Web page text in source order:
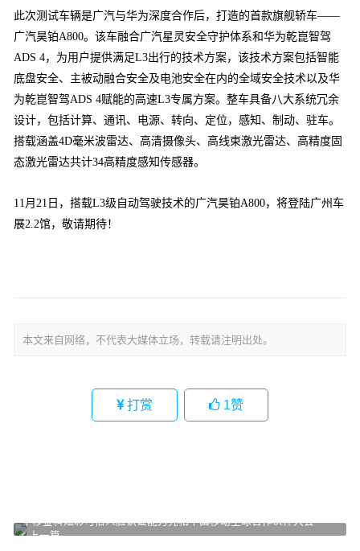
此次测试车辆是广汽与华为深度合作后，打造的首款旗舰轿车——
广汽昊铂A800。该车融合广汽星灵安全守护体系和华为乾崑智驾
ADS 4，为用户提供满足L3出行的技术方案，该技术方案包括智能
底盘安全、主被动融合安全及电池安全在内的全域安全技术以及华
为乾崑智驾ADS 4赋能的高速L3专属方案。整车具备八大系统冗余
设计，包括计算、通讯、电源、转向、定位，感知、制动、驻车。
搭载涵盖4D毫米波雷达、高清摄像头、高线束激光雷达、高精度固
态激光雷达共计34高精度感知传感器。
11月21日，搭载L3级自动驾驶技术的广汽昊铂A800，将登陆广州车
展2.2馆，敬请期待！
本文来自网络，不代表大媒体立场，转载请注明出处。
打赏 1赞
上一篇
中移金科炫彩可信人脸认证能力亮相中国移动全球合作伙伴大会